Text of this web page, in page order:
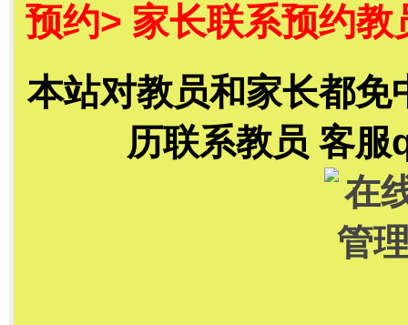
预约> 家长联系预约教
本站对教员和家长都免
历联系教员 客服